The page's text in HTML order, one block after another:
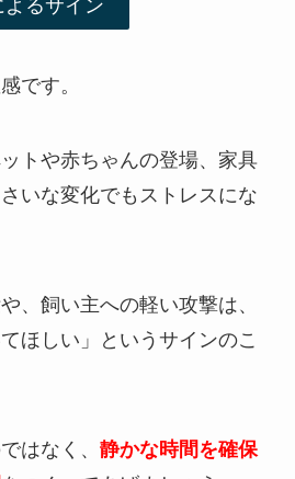
よるサイン
です。
トや赤ちゃんの登場、家具
いな変化でもストレスにな
、飼い主への軽い攻撃は、
ほしい」というサインのこ
はなく、 静かな時間を確保